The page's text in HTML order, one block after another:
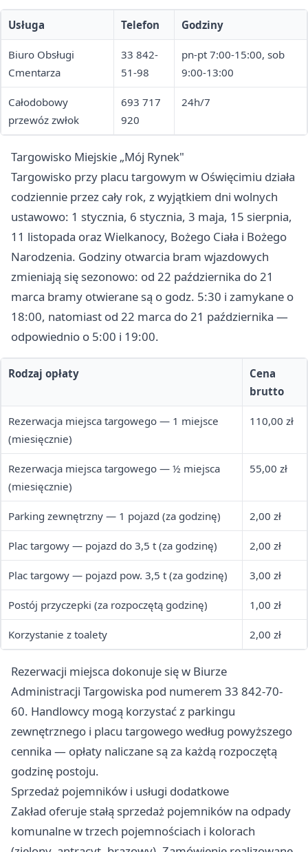
Usługa Telefon Godziny
Biuro Obsługi
Cmentarza
33 842-
51-98
pn-pt 7:00-15:00, sob
9:00-13:00
Całodobowy
przewóz zwłok
693 717
920
24h/7
Targowisko Miejskie „Mój Rynek"
Targowisko przy placu targowym w Oświęcimiu działa
codziennie przez cały rok, z wyjątkiem dni wolnych
ustawowo: 1 stycznia, 6 stycznia, 3 maja, 15 sierpnia,
11 listopada oraz Wielkanocy, Bożego Ciała i Bożego
Narodzenia. Godziny otwarcia bram wjazdowych
zmieniają się sezonowo: od 22 października do 21
marca bramy otwierane są o godz. 5:30 i zamykane o
18:00, natomiast od 22 marca do 21 października —
odpowiednio o 5:00 i 19:00.
Rodzaj opłaty
Cena
brutto
Rezerwacja miejsca targowego — 1 miejsce
(miesięcznie)
110,00 zł
Rezerwacja miejsca targowego — ½ miejsca
(miesięcznie)
55,00 zł
Parking zewnętrzny — 1 pojazd (za godzinę) 2,00 zł
Plac targowy — pojazd do 3,5 t (za godzinę) 2,00 zł
Plac targowy — pojazd pow. 3,5 t (za godzinę) 3,00 zł
Postój przyczepki (za rozpoczętą godzinę) 1,00 zł
Korzystanie z toalety 2,00 zł
Rezerwacji miejsca dokonuje się w Biurze
Administracji Targowiska pod numerem 33 842-70-
60. Handlowcy mogą korzystać z parkingu
zewnętrznego i placu targowego według powyższego
cennika — opłaty naliczane są za każdą rozpoczętą
godzinę postoju.
Sprzedaż pojemników i usługi dodatkowe
Zakład oferuje stałą sprzedaż pojemników na odpady
komunalne w trzech pojemnościach i kolorach